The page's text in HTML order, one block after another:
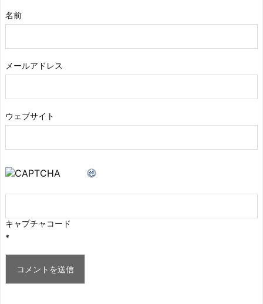
名前
メールアドレス
ウェブサイト
キャプチャコード
*